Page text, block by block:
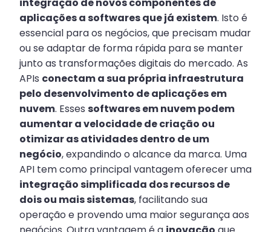
integração de novos componentes de
aplicações a softwares que já existem. Isto é
essencial para os negócios, que precisam mudar
ou se adaptar de forma rápida para se manter
junto as transformações digitais do mercado. As
APIs conectam a sua própria infraestrutura
pelo desenvolvimento de aplicações em
nuvem. Esses softwares em nuvem podem
aumentar a velocidade de criação ou
otimizar as atividades dentro de um
negócio, expandindo o alcance da marca. Uma
API tem como principal vantagem oferecer uma
integração simplificada dos recursos de
dois ou mais sistemas, facilitando sua
operação e provendo uma maior segurança aos